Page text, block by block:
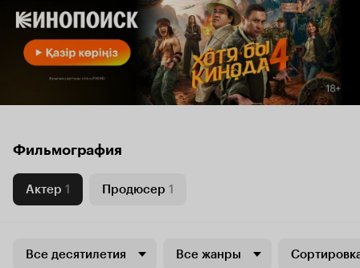
Фильмография
Актер 1 Продюсер 1
Все десятилетия Все жанры